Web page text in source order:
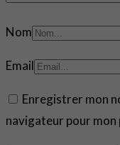
Nom
Email
Enregistrer mon
navigateur pour